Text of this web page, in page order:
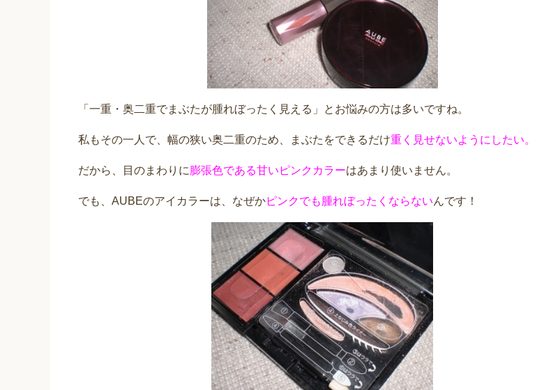
「一重・奥二重でまぶたが腫れぼったく見える」とお悩みの方は多いですね。
私もその一人で、幅の狭い奥二重のため、まぶたをできるだけ重く見せないようにしたい。
だから、目のまわりに膨張色である甘いピンクカラーはあまり使いません。
でも、AUBEのアイカラーは、なぜかピンクでも腫れぼったくならないんです！